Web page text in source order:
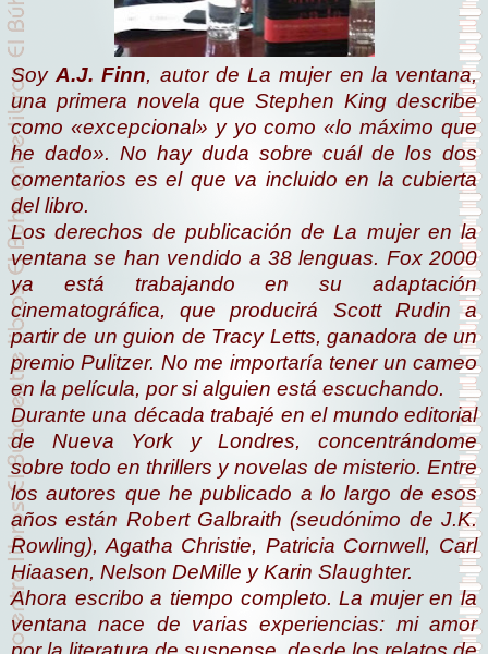
SoyA.J. Finn, autor deLa mujer en la ventana,
una primera novela que Stephen King describe
como «excepcional» y yo como «lo máximo que
he dado». No hay duda sobre cuál de los dos
comentarios es el que va incluido en la cubierta
del libro.
Los derechos de publicación deLa mujer en la
ventana se han vendido a 38 lenguas. Fox 2000
ya está trabajando en su adaptación
cinematográfica, que producirá Scott Rudin a
partir de un guion de Tracy Letts, ganadora de un
premio Pulitzer. No me importaría tener un cameo
en la película, por si alguien está escuchando.
Durante una década trabajé en el mundo editorial
de Nueva York y Londres, concentrándome
sobre todo en thrillers y novelas de misterio. Entre
los autores que he publicado a lo largo de esos
años están Robert Galbraith (seudónimo de J.K.
Rowling), Agatha Christie, Patricia Cornwell, Carl
Hiaasen, Nelson DeMille y Karin Slaughter.
Ahora escribo a tiempo completo.La mujer en la
ventana nace de varias experiencias: mi amor